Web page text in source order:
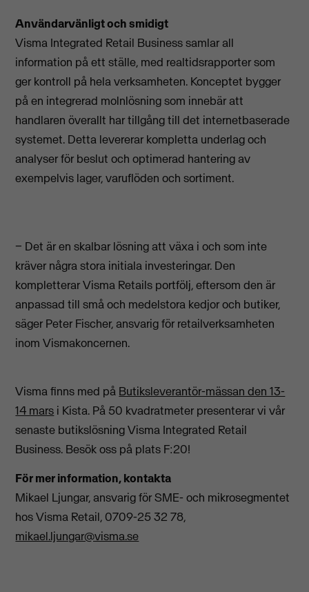
Användarvänligt och smidigt
Visma Integrated Retail Business samlar all
information på ett ställe, med realtidsrapporter som
ger kontroll på hela verksamheten. Konceptet bygger
på en integrerad molnlösning som innebär att
handlaren överallt har tillgång till det internetbaserade
systemet. Detta levererar kompletta underlag och
analyser för beslut och optimerad hantering av
exempelvis lager, varuflöden och sortiment.
− Det är en skalbar lösning att växa i och som inte
kräver några stora initiala investeringar. Den
kompletterar Visma Retails portfölj, eftersom den är
anpassad till små och medelstora kedjor och butiker,
säger Peter Fischer, ansvarig för retailverksamheten
inom Vismakoncernen.
Visma finns med på Butiksleverantör-mässan den 13-
14 mars i Kista. På 50 kvadratmeter presenterar vi vår
senaste butikslösning Visma Integrated Retail
Business. Besök oss på plats F:20!
För mer information, kontakta
Mikael Ljungar, ansvarig för SME- och mikrosegmentet
hos Visma Retail, 0709-25 32 78,
mikael.ljungar@visma.se